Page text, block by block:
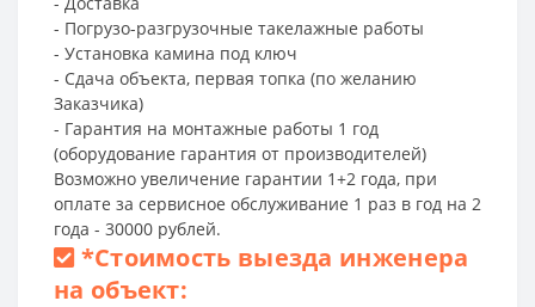
- Погрузо-разгрузочные такелажные работы
- Установка камина под ключ
- Сдача объекта, первая топка (по желанию
Заказчика)
- Гарантия на монтажные работы 1 год
(оборудование гарантия от производителей)
Возможно увеличение гарантии 1+2 года, при
оплате за сервисное обслуживание 1 раз в год на 2
года - 30000 рублей.
*Стоимость выезда инженера
на объект: